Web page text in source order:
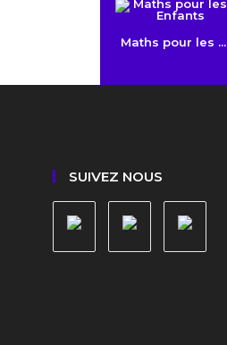
Maths pour les ...
SUIVEZ NOUS